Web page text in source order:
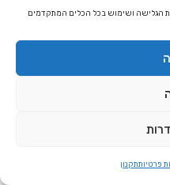
הגלישה ושימוש בכל הכלים המתקדמים
פרטיותתקנון